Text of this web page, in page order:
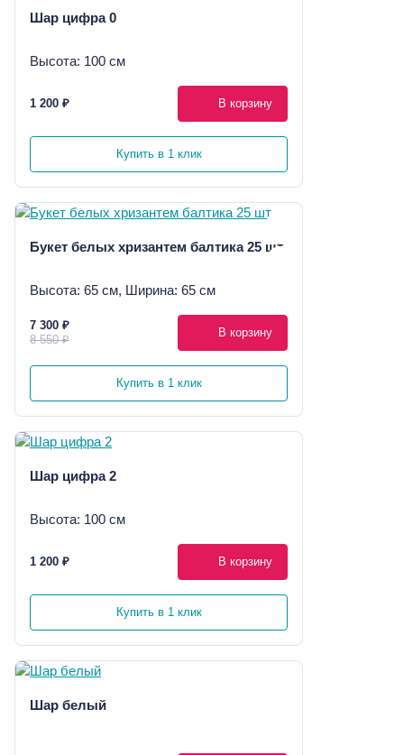
Шар цифра 0
Высота: 100 см
1 200 ₽ В корзину
Купить в 1 клик
Букет белых хризантем балтика 25 шт
Высота: 65 см, Ширина: 65 см
7 300 ₽
8 550 ₽
В корзину
Купить в 1 клик
Шар цифра 2
Высота: 100 см
1 200 ₽ В корзину
Купить в 1 клик
Шар белый